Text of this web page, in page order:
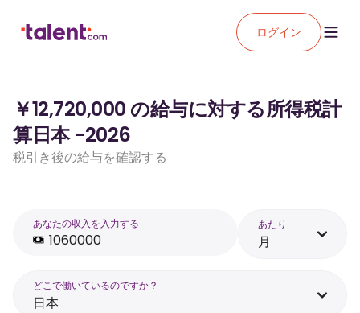
ログイン
￥12,720,000 の給与に対する所得税計
算日本 -2026
税引き後の給与を確認する
あなたの収入を入力する あたり
月
どこで働いているのですか？
日本